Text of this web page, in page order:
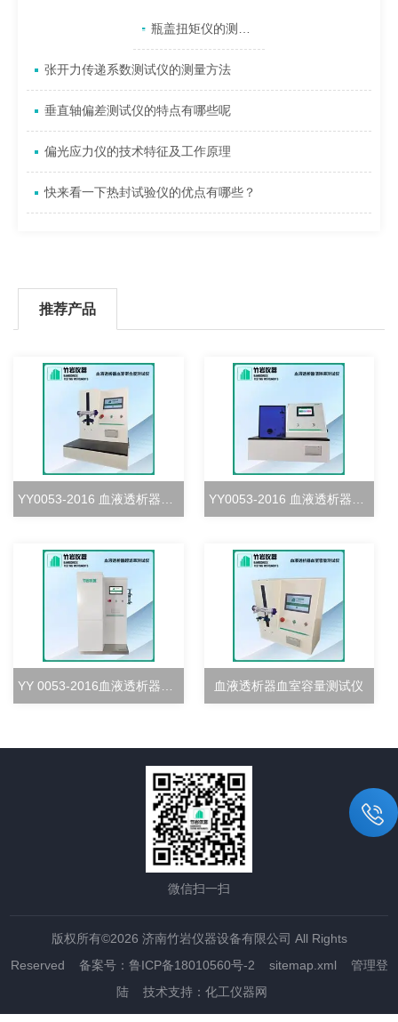
相关文章 瓶盖扭矩仪的测试过程和使用注意事项
张开力传递系数测试仪的测量方法
垂直轴偏差测试仪的特点有哪些呢
偏光应力仪的技术特征及工作原理
快来看一下热封试验仪的优点有哪些？
推荐产品
YY0053-2016 血液透析器血室密合度测试仪 YY0053-2016 血液透析器清除率测试仪
YY 0053-2016血液透析器超滤率测试仪 血液透析器血室容量测试仪
微信扫一扫
版权所有©2026 济南竹岩仪器设备有限公司 All Rights
Reserved 备案号：鲁ICP备18010560号-2 sitemap.xml
管理登
陆 技术支持： 化工仪器网